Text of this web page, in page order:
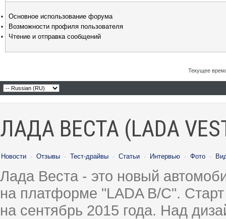
Основное использование форума
Возможности профиля пользователя
Чтение и отправка сообщений
Текущее
ЛАДА ВЕСТА (LADA
Новости · Отзывы · Тест-драйвы · Статьи · Интервью · Фото ·
Лада Веста - это новый
на платформе "LADA B/C".
на сентябрь 2015 года. Над